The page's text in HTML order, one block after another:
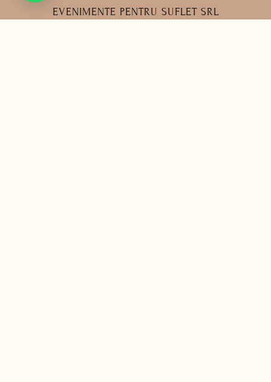
EVENIMENTE PENTRU SUFLET SRL